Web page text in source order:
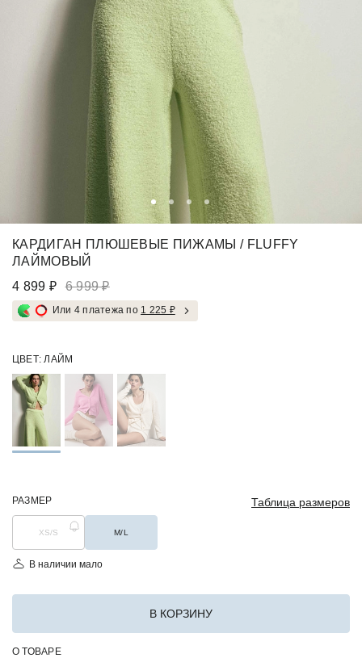
КАРДИГАН ПЛЮШЕВЫЕ ПИЖАМЫ / FLUFFY
ЛАЙМОВЫЙ
4 899 ₽
6 999 ₽
Или 4 платежа по 1 225 ₽
ЦВЕТ:ЛАЙМ
РАЗМЕР Таблица размеров
XS/S M/L
В наличии мало
В КОРЗИНУ
О ТОВАРЕ